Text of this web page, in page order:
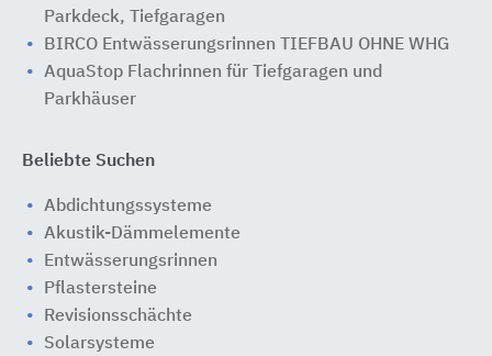
Parkdeck, Tiefgaragen
BIRCO Entwässerungsrinnen TIEFBAU OHNE WHG
AquaStop Flachrinnen für Tiefgaragen und
Parkhäuser
Beliebte Suchen
Abdichtungssysteme
Akustik-Dämmelemente
Entwässerungsrinnen
Pflastersteine
Revisionsschächte
Solarsysteme